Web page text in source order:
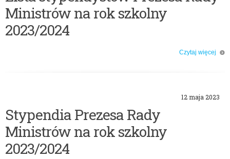
Ministrów na rok szkolny
2023/2024
Czytaj więcej
12 maja 2023
Stypendia Prezesa Rady
Ministrów na rok szkolny
2023/2024